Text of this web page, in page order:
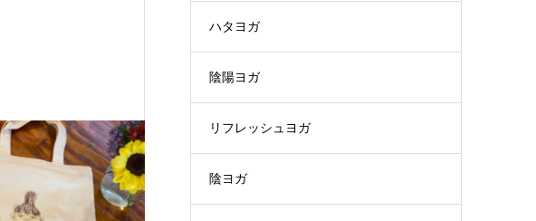
ハタヨガ
陰陽ヨガ
リフレッシュヨガ
陰ヨガ